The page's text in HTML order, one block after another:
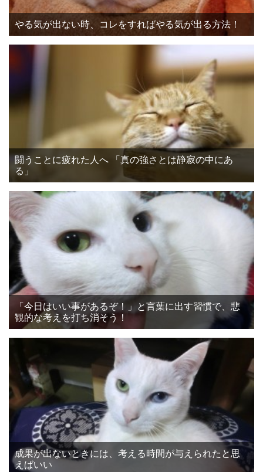
やる気が出ない時、コレをすればやる気が出る方法！
闘うことに疲れた人へ 「真の強さとは静寂の中にあ
る」
「今日はいい事があるぞ！」と言葉に出す習慣で、悲
観的な考えを打ち消そう！
成果が出ないときには、考える時間が与えられたと思
えばいい